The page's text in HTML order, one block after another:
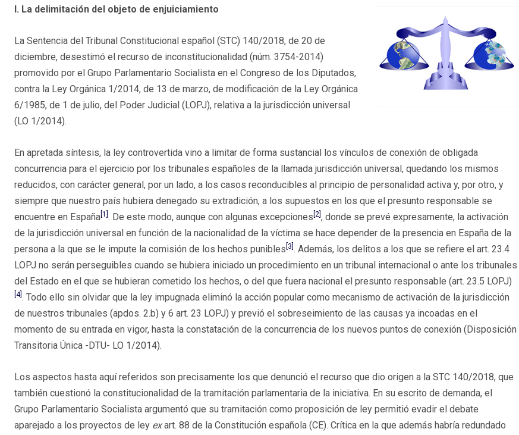
I. La delimitación del objeto de enjuiciamiento
La Sentencia del Tribunal Constitucional español (STC) 140/2018, de 20 de
diciembre, desestimó el recurso de inconstitucionalidad (núm. 3754-2014)
promovido por el Grupo Parlamentario Socialista en el Congreso de los Diputados,
contra la Ley Orgánica 1/2014, de 13 de marzo, de modificación de la Ley Orgánica
6/1985, de 1 de julio, del Poder Judicial (LOPJ), relativa a la jurisdicción universal
(LO 1/2014).
En apretada síntesis, la ley controvertida vino a limitar de forma sustancial los vínculos de conexión de obligada
concurrencia para el ejercicio por los tribunales españoles de la llamada jurisdicción universal, quedando los mismos
reducidos, con carácter general, por un lado, a los casos reconducibles al principio de personalidad activa y, por otro, y
siempre que nuestro país hubiera denegado su extradición, a los supuestos en los que el presunto responsable se
encuentre en España [1] . De este modo, aunque con algunas excepciones [2] , donde se prevé expresamente, la activación
de la jurisdicción universal en función de la nacionalidad de la víctima se hace depender de la presencia en España de la
persona a la que se le impute la comisión de los hechos punibles [3] . Además, los delitos a los que se refiere el art. 23.4
LOPJ no serán perseguibles cuando se hubiera iniciado un procedimiento en un tribunal internacional o ante los tribunales
del Estado en el que se hubieran cometido los hechos, o del que fuera nacional el presunto responsable (art. 23.5 LOPJ)
[4]. Todo ello sin olvidar que la ley impugnada eliminó la acción popular como mecanismo de activación de la jurisdicción
de nuestros tribunales (apdos. 2.b) y 6 art. 23 LOPJ) y previó el sobreseimiento de las causas ya incoadas en el
momento de su entrada en vigor, hasta la constatación de la concurrencia de los nuevos puntos de conexión (Disposición
Transitoria Única -DTU- LO 1/2014).
Los aspectos hasta aquí referidos son precisamente los que denunció el recurso que dio origen a la STC 140/2018, que
también cuestionó la constitucionalidad de la tramitación parlamentaria de la iniciativa. En su escrito de demanda, el
Grupo Parlamentario Socialista argumentó que su tramitación como proposición de ley permitió evadir el debate
aparejado a los proyectos de ley exart. 88 de la Constitución española (CE). Crítica en la que además habría redundado